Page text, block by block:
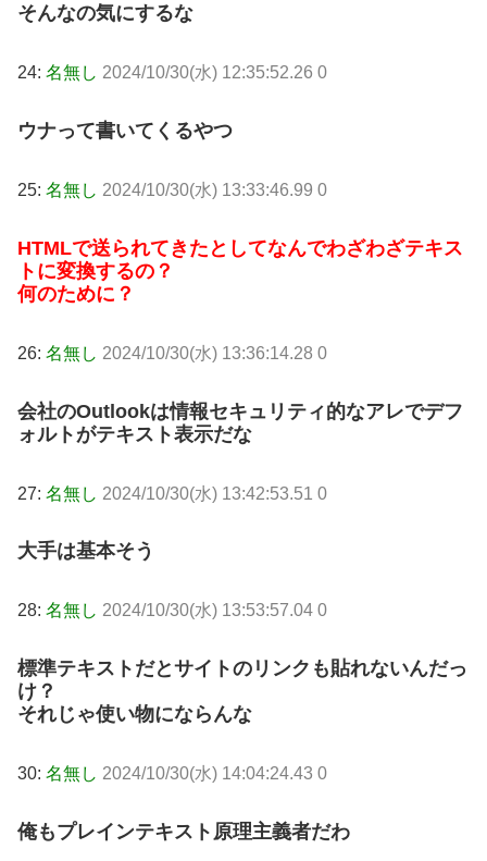
そんなの気にするな
24: 名無し 2024/10/30(水) 12:35:52.26 0
ウナって書いてくるやつ
25: 名無し 2024/10/30(水) 13:33:46.99 0
HTMLで送られてきたとしてなんでわざわざテキス
トに変換するの？
何のために？
26: 名無し 2024/10/30(水) 13:36:14.28 0
会社のOutlookは情報セキュリティ的なアレでデフ
ォルトがテキスト表示だな
27: 名無し 2024/10/30(水) 13:42:53.51 0
大手は基本そう
28: 名無し 2024/10/30(水) 13:53:57.04 0
標準テキストだとサイトのリンクも貼れないんだっ
け？
それじゃ使い物にならんな
30: 名無し 2024/10/30(水) 14:04:24.43 0
俺もプレインテキスト原理主義者だわ